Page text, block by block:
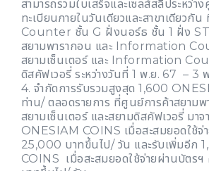
สามารถรวมใบเสร็จและเซลส์สลิประหว่า
ทะเบียนภายในวันเดียวและสาขาเดียว
Counter ชั้น G ฝั่งนอร์ธ ชั้น 1 ฝั่ง
สยามพารากอน และ Information
สยามเซ็นเตอร์ และ Information
ดิสคัฟเวอรี่ ระหว่างวันที่ 1 พ.ย. 67 – 3
4. จำกัดการรับรวมสูงสุด 1,600
ท่าน/ ตลอดรายการ ที่ศูนย์การค้าสยามพ
สยามเซ็นเตอร์ และสยามดิสคัฟเวอรี่ มา
ONESIAM COINS เมื่อสะสมยอดใช้จ่
25,000 บาทขึ้นไป/ วัน และรับเพิ่มอีก
COINS เมื่อสะสมยอดใช้จ่ายผ่านบัตร